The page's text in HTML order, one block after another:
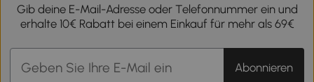
Gib deine E-Mail-Adresse oder Telefonnummer ein und
erhalte 10€ Rabatt bei einem Einkauf für mehr als 69€
Abonnieren